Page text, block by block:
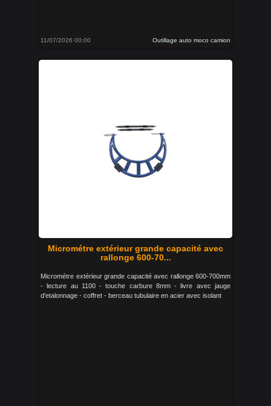
11/07/2026 00:00 Outillage auto moco camion
Micrométre extérieur grande capacité avec
rallonge 600-70...
Micrométre extérieur grande capacité avec rallonge 600-700mm
- lecture au 1100 - touche carbure 8mm - livre avec jauge
d'etalonnage - coffret - berceau tubulaire en acier avec isolant